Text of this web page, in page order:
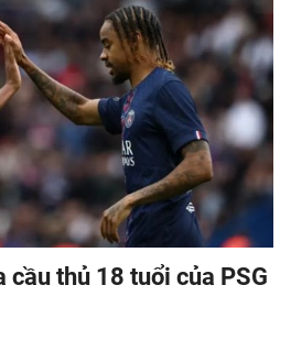
cầu thủ 18 tuổi của PSG